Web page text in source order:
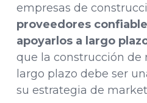
empresas de
proveedores
apoyarlos a largo
que la construcción de
largo plazo debe ser
su estrategia de